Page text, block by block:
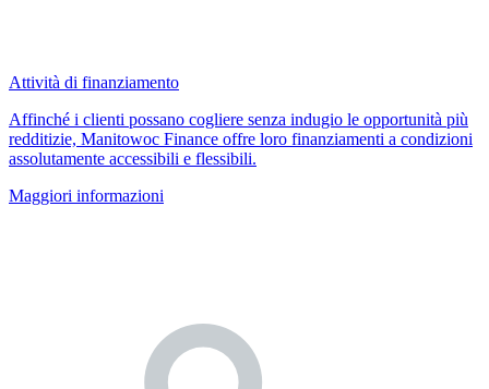
Attività di finanziamento
Affinché i clienti possano cogliere senza indugio le opportunità più
redditizie, Manitowoc Finance offre loro finanziamenti a condizioni
assolutamente accessibili e flessibili.
Maggiori informazioni